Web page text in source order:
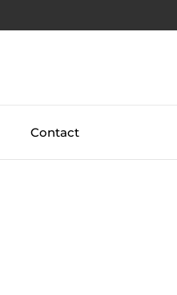
Contact